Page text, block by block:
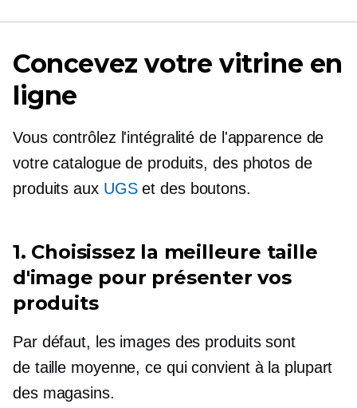
Concevez votre vitrine en
ligne
Vous contrôlez l'intégralité de l'apparence de
votre catalogue de produits, des photos de
produits aux UGSet des boutons.
1. Сhoisissez la meilleure taille
d'image pour présenter vos
produits
Par défaut, les images des produits sont
de taille moyenne, ce qui convient à la plupart
des magasins.